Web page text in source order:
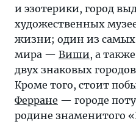
и эзотерики, город
художественных
жизни; один из самых
мира — Виши, а также
двух знаковых
Кроме того, стоит
Ферране — городе
родине знаменитого